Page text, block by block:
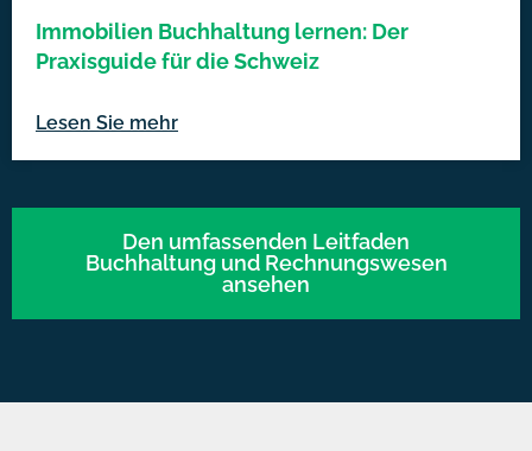
Immobilien Buchhaltung lernen: Der
Praxisguide für die Schweiz
Lesen Sie mehr
Den umfassenden Leitfaden
Buchhaltung und Rechnungswesen
ansehen